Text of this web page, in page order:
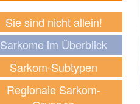
Sie sind nicht allein!
Sarkome im Überblick
Sarkom-Subtypen
Regionale Sarkom-